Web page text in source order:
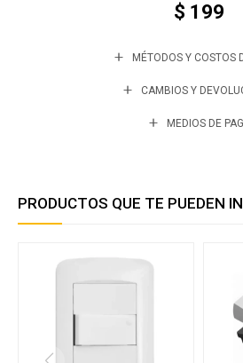
$ 199
MÉTODOS Y COSTOS
CAMBIOS Y
MEDIOS DE
PRODUCTOS QUE TE PUEDEN